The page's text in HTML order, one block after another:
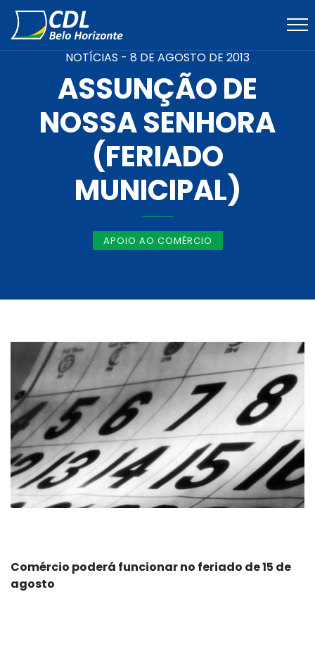
NOTÍCIAS - 8 DE AGOSTO DE 2013
ASSUNÇÃO DE
NOSSA SENHORA
(FERIADO
MUNICIPAL)
APOIO AO COMÉRCIO
Comércio poderá funcionar no feriado de 15 de
agosto